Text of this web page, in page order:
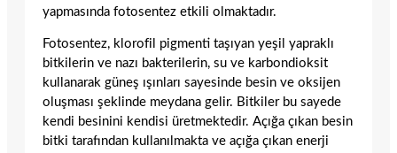
yapmasında fotosentez etkili olmaktadır.
Fotosentez, klorofil pigmenti taşıyan yeşil yapraklı
bitkilerin ve nazı bakterilerin, su ve karbondioksit
kullanarak güneş ışınları sayesinde besin ve oksijen
oluşması şeklinde meydana gelir. Bitkiler bu sayede
kendi besinini kendisi üretmektedir. Açığa çıkan besin
bitki tarafından kullanılmakta ve açığa çıkan enerji